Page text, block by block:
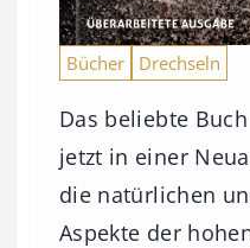
Bücher Drechseln
Das beliebte
jetzt in einer
die natürlichen
Aspekte der